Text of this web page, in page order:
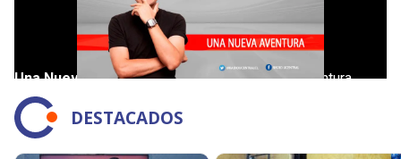
DESTACADOS